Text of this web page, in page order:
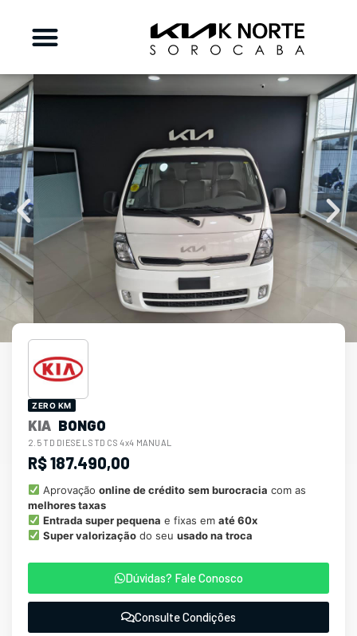
ZERO KM
KIA BONGO
2.5 TD DIESEL STD CS 4x4 MANUAL
R$ 187.490,00
Aprovação online de crédito sem burocracia com as
melhores taxas
Entrada super pequena e fixas em até 60x
Super valorizaçãodo seu usado na troca
Dúvidas? Fale Conosco
Consulte Condições